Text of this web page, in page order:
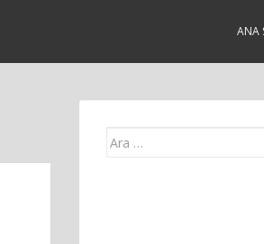
ANA
Arama